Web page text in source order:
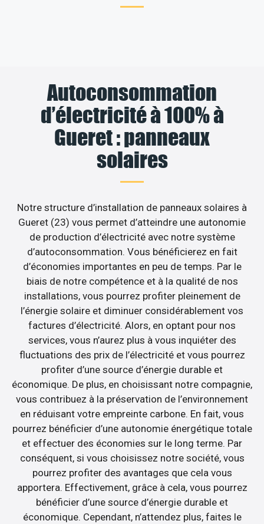
Autoconsommation
d’électricité à 100% à
Gueret : panneaux
solaires
Notre structure d’installation de panneaux solaires à
Gueret (23) vous permet d’atteindre une autonomie
de production d’électricité avec notre système
d’autoconsommation. Vous bénéficierez en fait
d’économies importantes en peu de temps. Par le
biais de notre compétence et à la qualité de nos
installations, vous pourrez profiter pleinement de
l’énergie solaire et diminuer considérablement vos
factures d’électricité. Alors, en optant pour nos
services, vous n’aurez plus à vous inquiéter des
fluctuations des prix de l’électricité et vous pourrez
profiter d’une source d’énergie durable et
économique. De plus, en choisissant notre compagnie,
vous contribuez à la préservation de l’environnement
en réduisant votre empreinte carbone. En fait, vous
pourrez bénéficier d’une autonomie énergétique totale
et effectuer des économies sur le long terme. Par
conséquent, si vous choisissez notre société, vous
pourrez profiter des avantages que cela vous
apportera. Effectivement, grâce à cela, vous pourrez
bénéficier d’une source d’énergie durable et
économique. Cependant, n’attendez plus, faites le